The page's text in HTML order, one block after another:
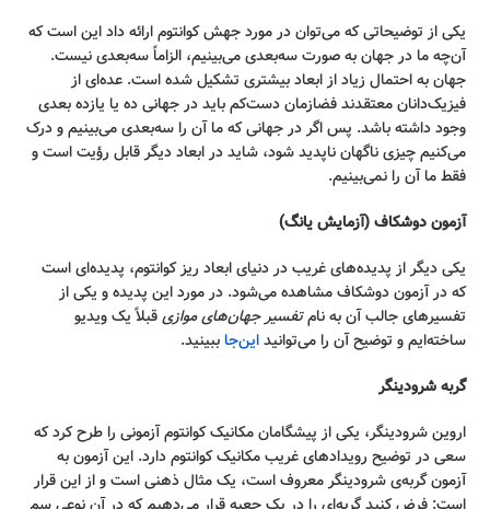
یکی از توضیحاتی که می‌توان در مورد جهش کوانتوم ارائه داد این است که
آن‌چه ما در جهان به صورت سه‌بعدی می‌بینیم، الزاماً سه‌بعدی نیست.
جهان به احتمال زیاد از ابعاد بیشتری تشکیل شده است. عده‌ای از
فیزیک‌دانان معتقدند فضازمان دست‌کم باید در جهانی ده یا یازده بعدی
وجود داشته باشد. پس اگر در جهانی که ما آن را سه‌بعدی می‌بینیم و درک
می‌کنیم چیزی ناگهان ناپدید شود، شاید در ابعاد دیگر قابل رؤیت است و
فقط ما آن را نمی‌بینیم.
آزمون دوشکاف (آزمایش یانگ)
یکی دیگر از پدیده‌های غریب در دنیای ابعاد ریز کوانتوم، پدیده‌ای است
که در آزمون دوشکاف مشاهده می‌شود. در مورد این پدیده و یکی از
تفسیرهای جالب آن به نامتفسیر جهان‌های موازیقبلاً یک ویدیو
ساخته‌ایم و توضیح آن را می‌توانیداین‌جاببینید.
گربه شرودینگر
اروین شرودینگر، یکی از پیشگامان مکانیک کوانتوم آزمونی را طرح کرد که
سعی در توضیح رویدادهای غریب مکانیک کوانتوم دارد. این آزمون به
آزمون گربه‌ی شرودینگر معروف است، یک مثال ذهنی است و از این قرار